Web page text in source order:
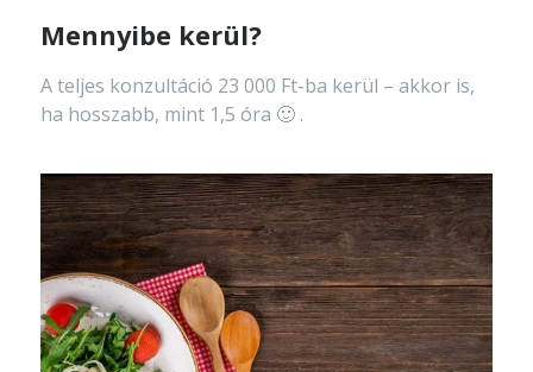
Mennyibe kerül?
A teljes konzultáció 23 000 Ft-ba kerül – akkor is,
ha hosszabb, mint 1,5 óra 🙂 .